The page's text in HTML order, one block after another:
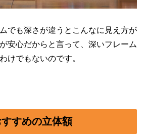
でも深さが違うとこんなに見え方が
安心だからと言って、深いフレーム
けでもないのです。
すめの立体額